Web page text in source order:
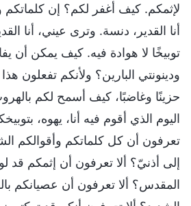
لإثمكم. كيف أغفر لكم؟ إن كلماتكم
أنا القدير، دنسة. وترى عيني، أنا
توبيخًا لا هوادة فيه. كيف يمكن أن
ودينونتي البارين؟ ولأنكم تفعلون
حزينًا وغاضبًا، كيف أسمح لكم
اليوم الذي أقوم فيه أنا، يهوه،
تعرفون أن كل كلماتكم وأقوالكم
إلى أذنيّ؟ ألا تعرفون أن إثمكم قد
المقدس؟ ألا تعرفون أن عصيانكم